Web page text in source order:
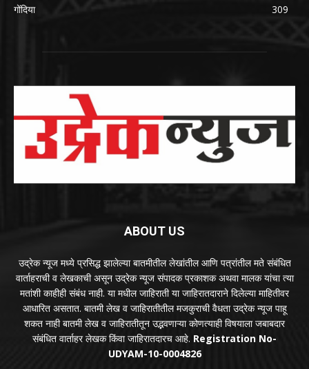
गोंदिया
309
ABOUT US
उद्रेक न्यूज मध्ये प्रसिद्ध झालेल्या बातमीतील लेखांतील आणि पत्रांतील मते संबंधित
वार्ताहराची व लेखकाची असून उद्रेक न्यूज संपादक प्रकाशक अथवा मालक यांचा त्या
मतांशी काहीही संबंध नाही. या मधील जाहिराती या जाहिरातदाराने दिलेल्या माहितीवर
आधारित असतात. बातमी लेख व जाहिरातीतील मजकुराची वैधता उद्रेक न्यूज पाहू
शकत नाही बातमी लेख व जाहिरातीतून उद्भवणाऱ्या कोणत्याही विषयाला जबाबदार
संबंधित वार्ताहर लेखक किंवा जाहिरातदारच आहे. Registration No-
UDYAM-10-0004826